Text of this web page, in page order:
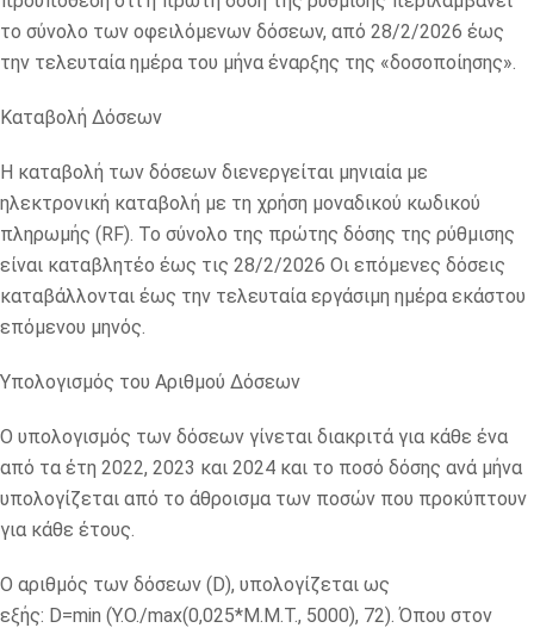
το σύνολο των οφειλόμενων δόσεων, από 28/2/2026 έως
την τελευταία ημέρα του μήνα έναρξης της «δοσοποίησης».
Καταβολή Δόσεων
Η καταβολή των δόσεων διενεργείται μηνιαία με
ηλεκτρονική καταβολή με τη χρήση μοναδικού κωδικού
πληρωμής (RF). Το σύνολο της πρώτης δόσης της ρύθμισης
είναι καταβλητέο έως τις 28/2/2026 Οι επόμενες δόσεις
καταβάλλονται έως την τελευταία εργάσιμη ημέρα εκάστου
επόμενου μηνός.
Υπολογισμός του Αριθμού Δόσεων
Ο υπολογισμός των δόσεων γίνεται διακριτά για κάθε ένα
από τα έτη 2022, 2023 και 2024 και το ποσό δόσης ανά μήνα
υπολογίζεται από το άθροισμα των ποσών που προκύπτουν
για κάθε έτους.
Ο αριθμός των δόσεων (D), υπολογίζεται ως
εξής: D=min (Y.O./max(0,025*M.M.T., 5000), 72). Όπου στον